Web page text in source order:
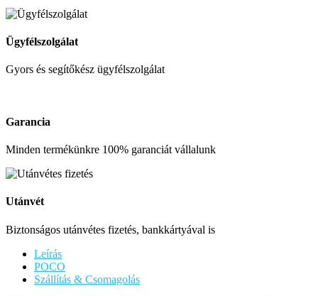
Ügyfélszolgálat
Gyors és segítőkész ügyfélszolgálat
Garancia
Minden termékünkre 100% garanciát vállalunk
Utánvét
Biztonságos utánvétes fizetés, bankkártyával is
Leírás
POCO
Szállítás & Csomagolás